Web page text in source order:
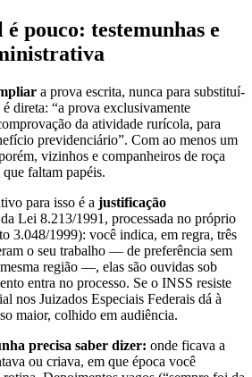
pouco: testemunhas e
a prova escrita, nunca para substituí-
é direta: “a prova exclusivamente
da atividade rurícola, para
previdenciário”. Com ao menos um
vizinhos e companheiros de roça
faltam papéis.
para isso é a justificação
Lei 8.213/1991, processada no próprio
3.048/1999): você indica, em regra, três
o seu trabalho — de preferência sem
região —, elas são ouvidas sob
entra no processo. Se o INSS resiste
nos Juizados Especiais Federais dá à
maior, colhido em audiência.
precisa saber dizer: onde ficava a
ou criava, em que época você